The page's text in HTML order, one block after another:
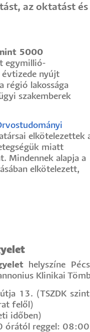
az oktatást
5000
egymillió-
évtizede nyújt
régió lakossága
szakemberek
elkötelezettek
miatt
Mindennek alapja a
elkötelezett,
helyszíne
Klinikai
13. (TSZDK
felől)
időben)
órától reggel: